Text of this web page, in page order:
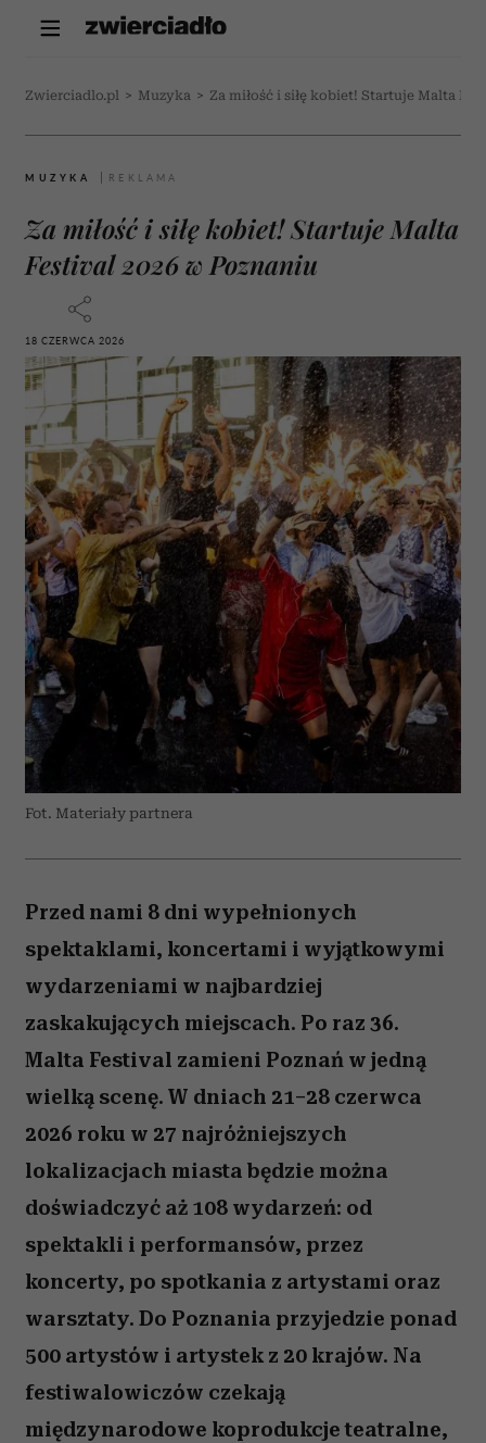
Zwierciadlo.pl > Muzyka > Za miłość i siłę kobiet! Startuje Malta
MUZYKA
Za miłość i siłę kobiet! Startuje Malta
Festival 2026 w Poznaniu
18 CZERWCA 2026
Fot. Materiały partnera
Przed nami 8 dni wypełnionych
spektaklami, koncertami i wyjątkowymi
wydarzeniami w najbardziej
zaskakujących miejscach. Po raz 36.
Malta Festival zamieni Poznań w jedną
wielką scenę. W dniach 21–28 czerwca
2026 roku w 27 najróżniejszych
lokalizacjach miasta będzie można
doświadczyć aż 108 wydarzeń: od
spektakli i performansów, przez
koncerty, po spotkania z artystami oraz
warsztaty. Do Poznania przyjedzie ponad
500 artystów i artystek z 20 krajów. Na
festiwalowiczów czekają
międzynarodowe koprodukcje teatralne,